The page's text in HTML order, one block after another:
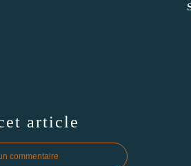
article
commentaire